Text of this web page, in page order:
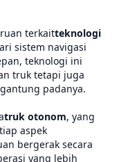
terkaitteknologi
sistem navigasi
teknologi ini
truk tetapi juga
padanya.
truk otonom, yang
aspek
bergerak secara
yang lebih